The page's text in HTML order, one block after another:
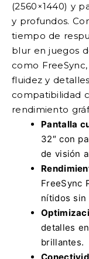
(2560×1440) y
y profundos.
tiempo de
blur en juegos
como
fluidez y
compatibilidad
rendimiento
Pantalla
32″ con
de visión
FreeSync
nítidos sin
detalles
brillantes.